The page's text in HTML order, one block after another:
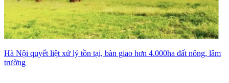
Hà Nội quyết liệt xử lý tồn tại, bàn giao hơn 4.000ha đất nông, lâm
trường